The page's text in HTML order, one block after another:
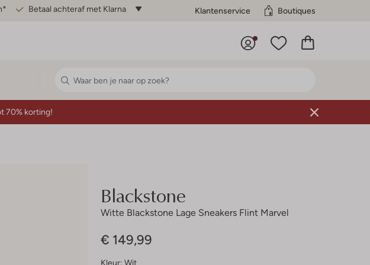
Betaal achteraf met Klarna Klantenservice Boutiques
70% korting!
Blackstone
Witte Blackstone Lage Sneakers Flint Marvel
€ 149,99
Kleur: Wit